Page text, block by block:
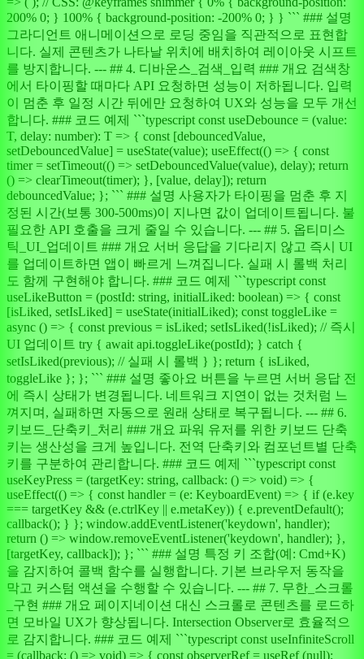
200% 0; } 100% { background-position: -200% 0; } } ``` ### 설명
그라디언트 애니메이션으로 로딩 중임을 직관적으로 표현합
니다. 실제 콘텐츠가 나타날 위치에 배치하여 레이아웃 시프트
를 방지합니다. --- ## 4. 디바운스_검색_입력 ### 개요 검색창
에서 타이핑할 때마다 API 요청하면 성능이 저하됩니다. 입력
이 멈춘 후 일정 시간 뒤에만 요청하여 UX와 성능을 모두 개선
합니다. ### 코드 예제 ```typescript const useDebounce = (value:
T, delay: number): T => { const [debouncedValue,
setDebouncedValue] = useState(value); useEffect(() => { const
timer = setTimeout(() => setDebouncedValue(value), delay); return
() => clearTimeout(timer); }, [value, delay]); return
debouncedValue; }; ``` ### 설명 사용자가 타이핑을 멈춘 후 지
정된 시간(보통 300-500ms)이 지나면 값이 업데이트됩니다. 불
필요한 API 호출을 크게 줄일 수 있습니다. --- ## 5. 옵티미스
틱_UI_업데이트 ### 개요 서버 응답을 기다리지 않고 즉시 UI
를 업데이트하면 앱이 빠르게 느껴집니다. 실패 시 롤백 처리
도 함께 구현해야 합니다. ### 코드 예제 ```typescript const
useLikeButton = (postId: string, initialLiked: boolean) => { const
[isLiked, setIsLiked] = useState(initialLiked); const toggleLike =
async () => { const previous = isLiked; setIsLiked(!isLiked); // 즉시
UI 업데이트 try { await api.toggleLike(postId); } catch {
setIsLiked(previous); // 실패 시 롤백 } }; return { isLiked,
toggleLike }; }; ``` ### 설명 좋아요 버튼을 누르면 서버 응답 전
에 즉시 상태가 변경됩니다. 네트워크 지연이 없는 것처럼 느
껴지며, 실패하면 자동으로 원래 상태로 복구됩니다. --- ## 6.
키보드_단축키_처리 ### 개요 파워 유저를 위한 키보드 단축
키는 생산성을 크게 높입니다. 전역 단축키와 컴포넌트별 단축
키를 구분하여 관리합니다. ### 코드 예제 ```typescript const
useKeyPress = (targetKey: string, callback: () => void) => {
useEffect(() => { const handler = (e: KeyboardEvent) => { if (e.key
=== targetKey && (e.ctrlKey || e.metaKey)) { e.preventDefault();
callback(); } }; window.addEventListener('keydown', handler);
return () => window.removeEventListener('keydown', handler); },
[targetKey, callback]); }; ``` ### 설명 특정 키 조합(예: Cmd+K)
을 감지하여 콜백 함수를 실행합니다. 기본 브라우저 동작을
막고 커스텀 액션을 수행할 수 있습니다. --- ## 7. 무한_스크롤
_구현 ### 개요 페이지네이션 대신 스크롤로 콘텐츠를 로드하
면 모바일 UX가 향상됩니다. Intersection Observer로 효율적으
로 감지합니다. ### 코드 예제 ```typescript const useInfiniteScroll
= (callback: () => void) => { const observerRef = useRef (null);